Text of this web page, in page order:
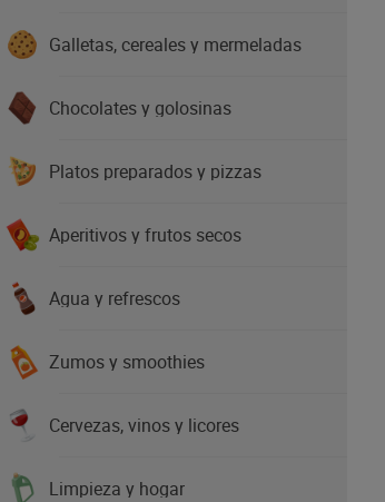
Galletas, cereales y mermeladas
Chocolates y golosinas
Platos preparados y pizzas
Aperitivos y frutos secos
Agua y refrescos
Zumos y smoothies
Cervezas, vinos y licores
Limpieza y hogar